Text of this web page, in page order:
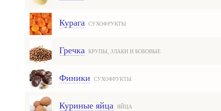
Курага СУХОФРУКТЫ
Гречка КРУПЫ, ЗЛАКИ И БОБОВЫЕ
Финики СУХОФРУКТЫ
Куриные яйца ЯЙЦА